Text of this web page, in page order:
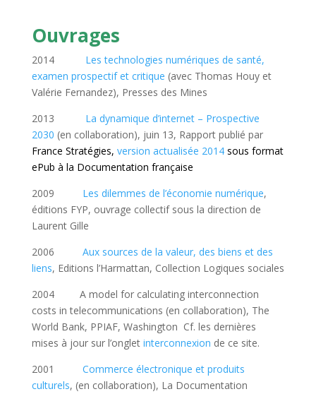
Ouvrages
2014
Les technologies numériques de santé,
examen prospectif et critique (avec Thomas Houy et
Valérie Fernandez), Presses des Mines
2013 La dynamique d’internet – Prospective
2030 (en collaboration), juin 13, Rapport publié par
France Stratégies, version actualisée 2014 sous format
ePub à la Documentation française
2009 Les dilemmes de l’économie numérique,
éditions FYP, ouvrage collectif sous la direction de
Laurent Gille
2006 Aux sources de la valeur, des biens et des
liens, Editions l’Harmattan, Collection Logiques sociales
2004 A model for calculating interconnection
costs in telecommunications (en collaboration), The
World Bank, PPIAF, Washington Cf. les dernières
mises à jour sur l’onglet interconnexion de ce site.
2001 Commerce électronique et produits
culturels, (en collaboration), La Documentation